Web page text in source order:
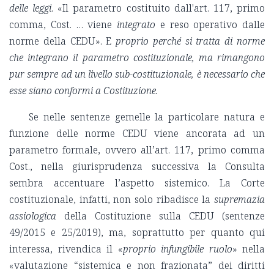
delle leggi. «Il parametro costituito dall'art. 117, primo
comma, Cost. … viene integrato e reso operativo dalle
norme della CEDU». Eproprio perché si tratta di norme
che integrano il parametro costituzionale, ma rimangono
pur sempre ad un livello sub-costituzionale, è necessario che
esse siano conformi a Costituzione.
Se nelle sentenze gemelle la particolare natura e
funzione delle norme CEDU viene ancorata ad un
parametro formale, ovvero all’art. 117, primo comma
Cost., nella giurisprudenza successiva la Consulta
sembra accentuare l’aspetto sistemico. La Corte
costituzionale, infatti, non solo ribadisce la supremazia
assiologica della Costituzione sulla CEDU (sentenze
49/2015 e 25/2019), ma, soprattutto per quanto qui
interessa, rivendica il «proprio infungibile ruolo» nella
«valutazione “sistemica e non frazionata” dei diritti